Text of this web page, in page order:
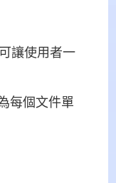
讓使用者一
每個文件單